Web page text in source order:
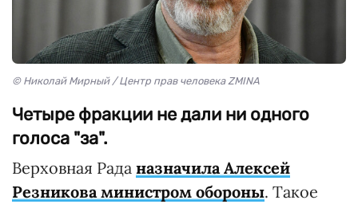
© Николай Мирный / Центр прав человека ZMINA
Четыре фракции не дали ни одного
голоса "за".
Верховная Рада назначила Алексей
Резникова министром обороны. Такое